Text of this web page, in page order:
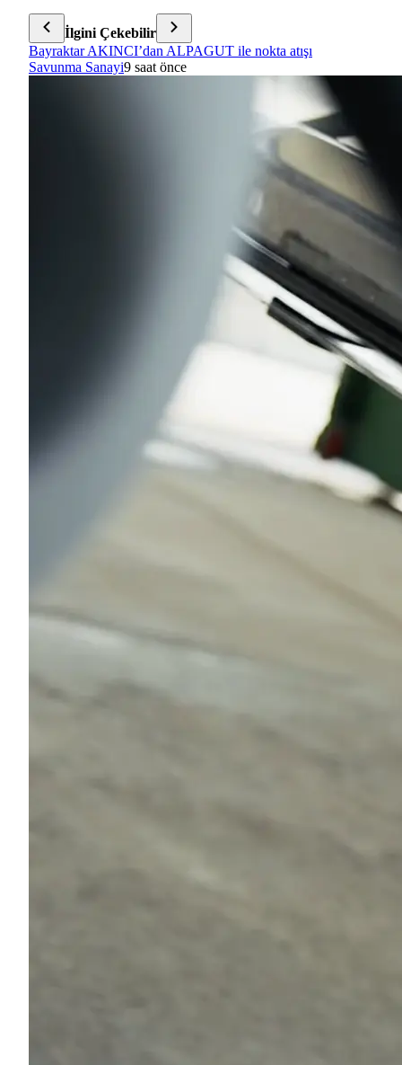
İlgini Çekebilir
Bayraktar AKINCI’dan ALPAGUT ile nokta atışı
Savunma Sanayi9 saat önce